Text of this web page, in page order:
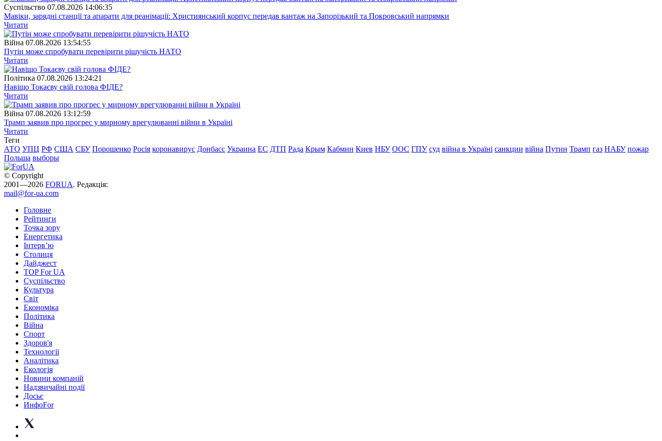
Суспiльство 07.08.2026 14:06:35
Мавіки, зарядні станції та апарати для реанімації: Християнський корпус передав вантаж на Запорізький та Покровський напрямки
Читати
Війна 07.08.2026 13:54:55
Путін може спробувати перевірити рішучість НАТО
Читати
Полiтика 07.08.2026 13:24:21
Навіщо Токаєву свій голова ФІДЕ?
Читати
Війна 07.08.2026 13:12:59
Трамп заявив про прогрес у мирному врегулюванні війни в Україні
Читати
Теги
АТО УПЦ РФ США СБУ Порошенко Росія коронавирус Донбасс Украина ЕС ДТП Рада Крым Кабмин Киев НБУ ООС ГПУ суд війна в Україні санкции війна Путин Трамп газ НАБУ пожар
Польша выборы
© Copyright
2001—2026 FORUA. Редакція:
mail@for-ua.com
Головне
Рейтинги
Точка зору
Енергетика
Інтерв’ю
Столиця
Дайджест
TOP For UA
Суспiльство
Культура
Світ
Економіка
Політика
Війна
Спорт
Здоров'я
Технології
Аналітика
Екологія
Новини компаній
Надзвичайні події
Досьє
ИнфоFor